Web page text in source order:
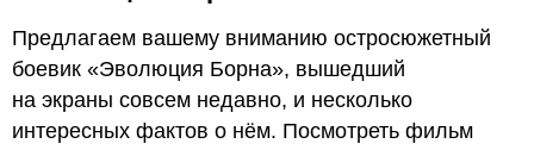
Предлагаем вашему вниманию остросюжетный
боевик «Эволюция Борна», вышедший
на экраны совсем недавно, и несколько
интересных фактов о нём. Посмотреть фильм